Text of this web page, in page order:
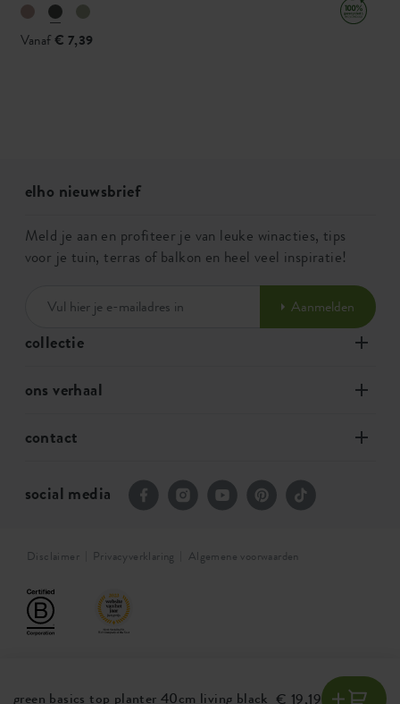
Vanaf€ 7,39
green basics top planter 40cm living black € 19,19
collectie
ons verhaal
contact
elho nieuwsbrief
Meld je aan en profiteer je van leuke winacties, tips
voor je tuin, terras of balkon en heel veel inspiratie!
Aanmelden
social media
Disclaimer Privacyverklaring Algemene voorwaarden